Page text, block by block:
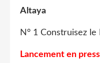
Altaya
N° 1 Construisez
Lancement en